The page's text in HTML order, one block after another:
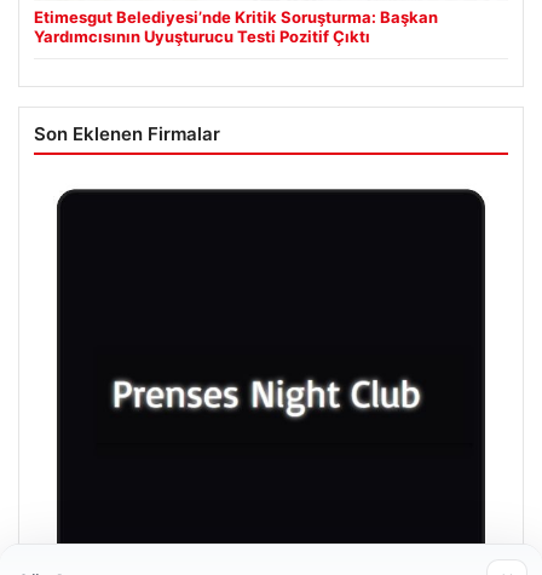
Etimesgut Belediyesi’nde Kritik Soruşturma: Başkan
Yardımcısının Uyuşturucu Testi Pozitif Çıktı
Son Eklenen Firmalar